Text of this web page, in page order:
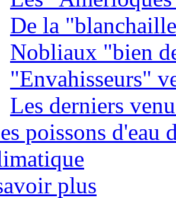
De la
Nobliaux "bien
"Envahisseurs"
Les derniers
poissons d'eau
plus